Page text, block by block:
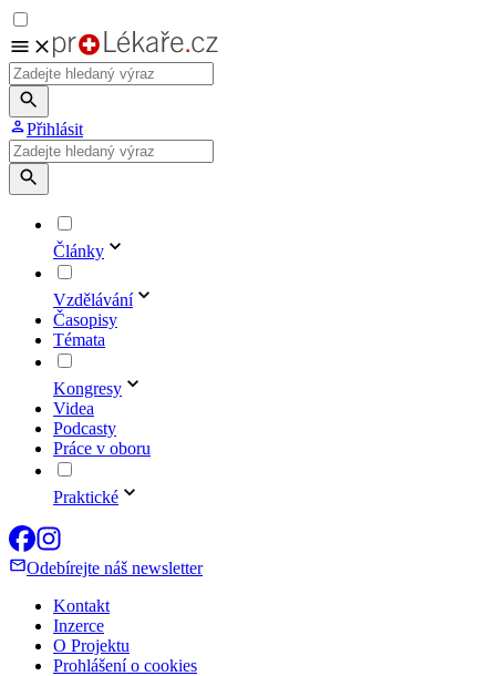
Přihlásit
Články
Vzdělávání
Časopisy
Témata
Kongresy
Videa
Podcasty
Práce v oboru
Praktické
Odebírejte náš newsletter
Kontakt
Inzerce
O Projektu
Prohlášení o cookies